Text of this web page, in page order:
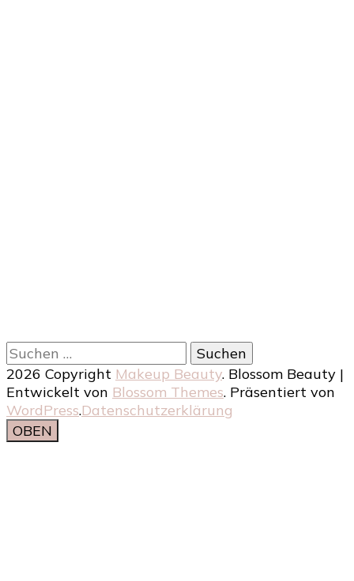
Suchen
nach:
2026 Copyright Makeup Beauty. Blossom Beauty |
Entwickelt von Blossom Themes. Präsentiert von
WordPress.Datenschutzerklärung
OBEN